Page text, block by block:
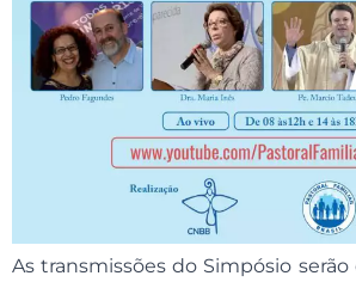
As transmissões do Simpósio